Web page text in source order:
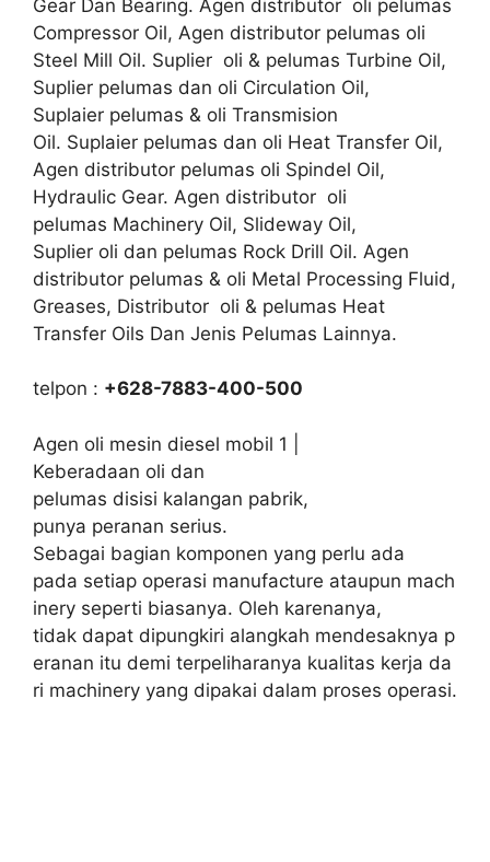
Gear Dan Bearing. Agen distributor oli pelumas
Compressor Oil, Agen distributor pelumas oli
Steel Mill Oil. Suplier oli & pelumas Turbine Oil,
Suplier pelumas dan oli Circulation Oil,
Suplaier pelumas & oli Transmision
Oil. Suplaier pelumas dan oli Heat Transfer Oil,
Agen distributor pelumas oli Spindel Oil,
Hydraulic Gear. Agen distributor oli
pelumas Machinery Oil, Slideway Oil,
Suplier oli dan pelumas Rock Drill Oil. Agen
distributor pelumas & oli Metal Processing Fluid,
Greases, Distributor oli & pelumas Heat
Transfer Oils Dan Jenis Pelumas Lainnya.
telpon : +628-7883-400-500
Agen oli mesin diesel mobil 1 |
Keberadaan oli dan
pelumas disisi kalangan pabrik,
punya peranan serius.
Sebagai bagian komponen yang perlu ada
pada setiap operasi manufacture ataupun mach
inery seperti biasanya. Oleh karenanya,
tidak dapat dipungkiri alangkah mendesaknya p
eranan itu demi terpeliharanya kualitas kerja da
ri machinery yang dipakai dalam proses operasi.